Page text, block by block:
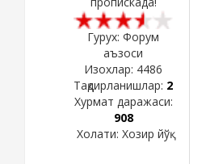
Гурух: Форум
аъзоси
Изохлар: 4486
Тақдирланишлар: 2
Хурмат даражаси:
908
Холати: Хозир йўқ